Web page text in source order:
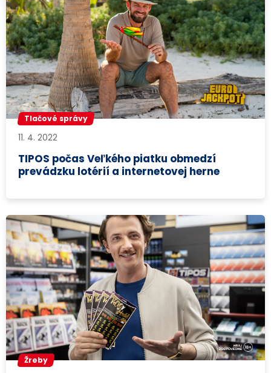
Tlačové správy
11. 4. 2022
TIPOS počas Veľkého piatku obmedzí
prevádzku lotérií a internetovej herne
Žreby